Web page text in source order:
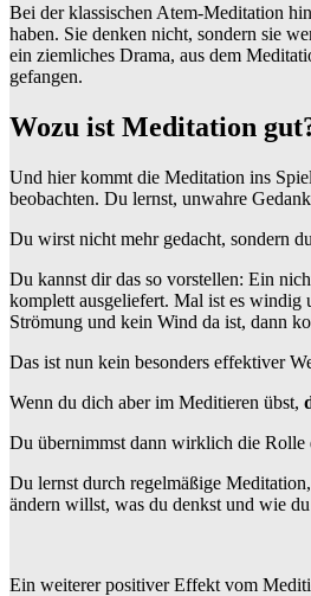
Bei der klassischen Atem-Meditation
haben. Sie denken nicht, sondern sie
ein ziemliches Drama, aus dem
gefangen.
Wozu ist Meditation
Und hier kommt die Meditation ins
beobachten. Du lernst, unwahre
Du wirst nicht mehr gedacht, sondern
Du kannst dir das so vorstellen: Ein
komplett ausgeliefert. Mal ist es windig
Strömung und kein Wind da ist, dann
Das ist nun kein besonders effektiver
Wenn du dich aber im Meditieren übst,
Du übernimmst dann wirklich die Rolle
Du lernst durch regelmäßige
ändern willst, was du denkst und wie
Ein weiterer positiver Effekt vom